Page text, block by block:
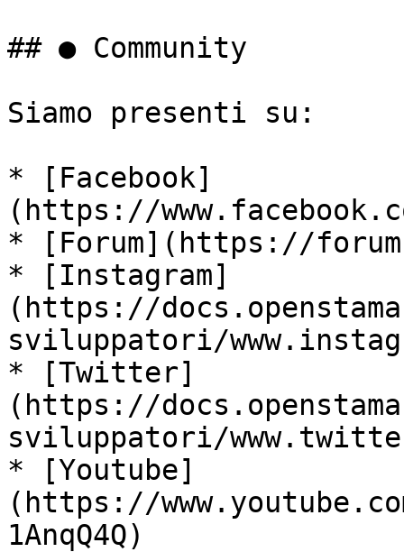
## ● Community
Siamo presenti su:
* [Facebook]
(https://
* [Forum](https://
* [Instagram]
(https://
sviluppatori/
* [Twitter]
(https://
sviluppatori/
* [Youtube]
(https://
1AnqQ4Q)